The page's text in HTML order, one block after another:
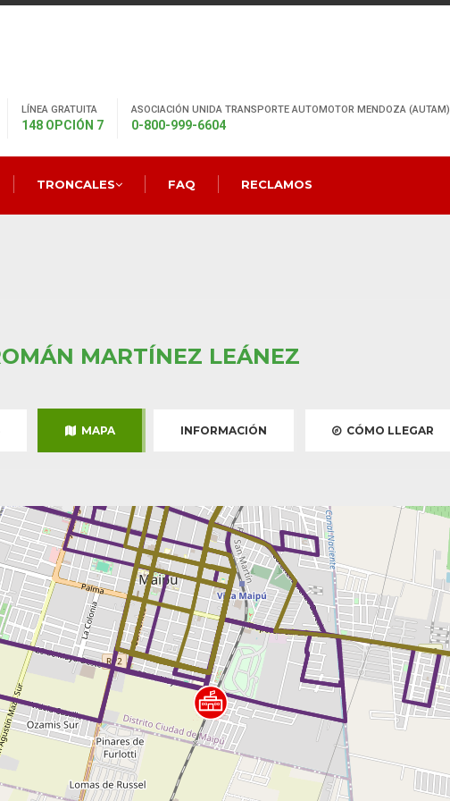
LÍNEA GRATUITA
148 OPCIÓN 7
ASOCIACIÓN UNIDA TRANSPORTE AUTOMOTOR MENDOZA (AUTAM)
0-800-999-6604
TRONCALES FAQ RECLAMOS
MARTÍNEZ LEÁNEZ
MAPA INFORMACIÓN CÓMO LLEGAR